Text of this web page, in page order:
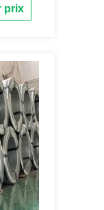
prix